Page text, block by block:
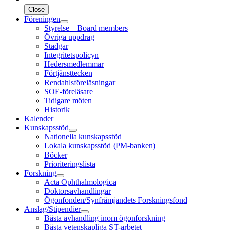
Close
Föreningen
Styrelse – Board members
Övriga uppdrag
Stadgar
Integritetspolicyn
Hedersmedlemmar
Förtjänsttecken
Rendahlsföreläsningar
SOE-föreläsare
Tidigare möten
Historik
Kalender
Kunskapsstöd
Nationella kunskapsstöd
Lokala kunskapsstöd (PM-banken)
Böcker
Prioriteringslista
Forskning
Acta Ophthalmologica
Doktorsavhandlingar
Ögonfonden/Synfrämjandets Forskningsfond
Anslag/Stipendier
Bästa avhandling inom ögonforskning
Bästa vetenskapliga ST-arbetet